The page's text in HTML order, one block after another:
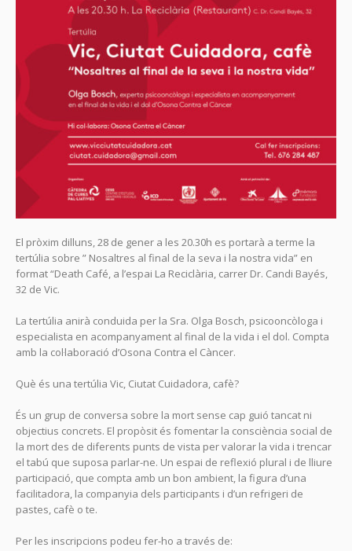
El pròxim dilluns, 28 de gener a les 20.30h es portarà a terme la
tertúlia sobre ” Nosaltres al final de la seva i la nostra vida” en
format “Death Café, a l’espai La Reciclària, carrer Dr. Candi Bayés,
32 de Vic.
La tertúlia anirà conduida per la Sra. Olga Bosch, psicooncòloga i
especialista en acompanyament al final de la vida i el dol. Compta
amb la col·laboració d’Osona Contra el Càncer.
Què és una tertúlia Vic, Ciutat Cuidadora, cafè?
És un grup de conversa sobre la mort sense cap guió tancat ni
objectius concrets. El propòsit és fomentar la consciència social de
la mort des de diferents punts de vista per valorar la vida i trencar
el tabú que suposa parlar-ne. Un espai de reflexió plural i de lliure
participació, que compta amb un bon ambient, la figura d’una
facilitadora, la companyia dels participants i d’un refrigeri de
pastes, cafè o te.
Per les inscripcions podeu fer-ho a través de: